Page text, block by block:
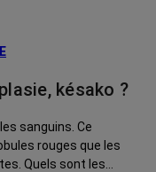
késako ?
sanguins. Ce
rouges que les
Quels sont les